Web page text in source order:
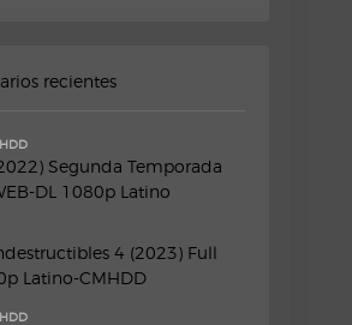
recientes
Segunda Temporada
DL 1080p Latino
4 (2023) Full
Latino-CMHDD